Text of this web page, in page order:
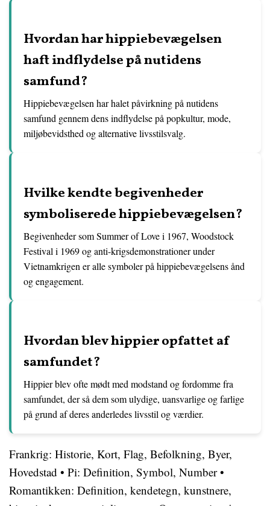
Hvordan har hippiebevægelsen
haft indflydelse på nutidens
samfund?
Hippiebevægelsen har halet påvirkning på nutidens
samfund gennem dens indflydelse på popkultur, mode,
miljøbevidsthed og alternative livsstilsvalg.
Hvilke kendte begivenheder
symboliserede hippiebevægelsen?
Begivenheder som Summer of Love i 1967, Woodstock
Festival i 1969 og anti-krigsdemonstrationer under
Vietnamkrigen er alle symboler på hippiebevægelsens ånd
og engagement.
Hvordan blev hippier opfattet af
samfundet?
Hippier blev ofte mødt med modstand og fordomme fra
samfundet, der så dem som ulydige, uansvarlige og farlige
på grund af deres anderledes livsstil og værdier.
Frankrig: Historie, Kort, Flag, Befolkning, Byer,
Hovedstad • Pi: Definition, Symbol, Number•
Romantikken: Definition, kendetegn, kunstnere,